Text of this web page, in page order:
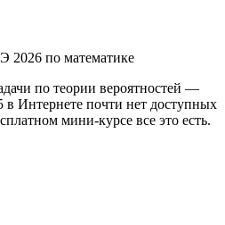
2026 по математике
по теории вероятностей —
Интернете почти нет доступных
мини-курсе все это есть.